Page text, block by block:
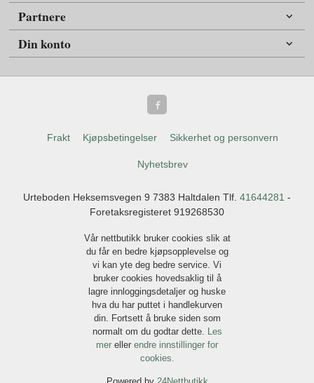
Partnere
Din konto
Frakt Kjøpsbetingelser Sikkerhet og personvern
Nyhetsbrev
Urteboden Heksemsvegen 9 7383 Haltdalen Tlf. 41644281 -
Foretaksregisteret 919268530
Vår nettbutikk bruker cookies slik at
du får en bedre kjøpsopplevelse og
vi kan yte deg bedre service. Vi
bruker cookies hovedsaklig til å
lagre innloggingsdetaljer og huske
hva du har puttet i handlekurven
din. Fortsett å bruke siden som
normalt om du godtar dette. Les
mer eller endre innstillinger for
cookies.